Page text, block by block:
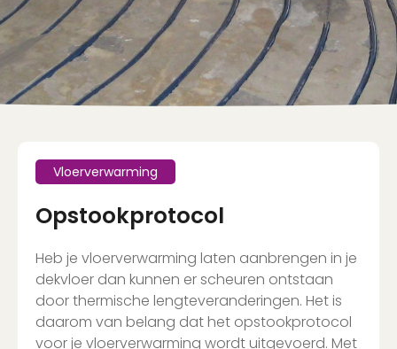
Vloerverwarming
Opstookprotocol
Heb je vloerverwarming laten aanbrengen in je
dekvloer dan kunnen er scheuren ontstaan
door thermische lengteveranderingen. Het is
daarom van belang dat het opstookprotocol
voor je vloerverwarming wordt uitgevoerd. Met